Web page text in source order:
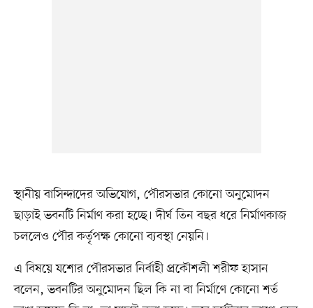
স্থানীয় বাসিন্দাদের অভিযোগ, পৌরসভার কোনো অনুমোদন
ছাড়াই ভবনটি নির্মাণ করা হচ্ছে। দীর্ঘ তিন বছর ধরে নির্মাণকাজ
চললেও পৌর কর্তৃপক্ষ কোনো ব্যবস্থা নেয়নি।
এ বিষয়ে যশোর পৌরসভার নির্বাহী প্রকৌশলী শরীফ হাসান
বলেন, ভবনটির অনুমোদন ছিল কি না বা নির্মাণে কোনো শর্ত